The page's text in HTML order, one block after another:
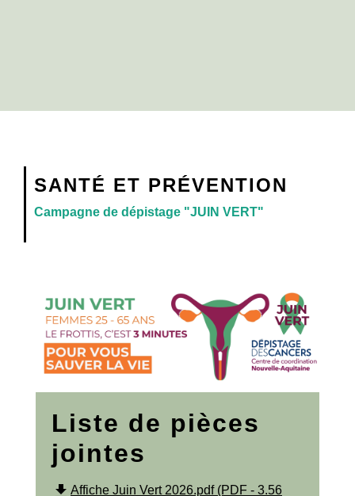
SANTÉ ET PRÉVENTION
Campagne de dépistage "JUIN VERT"
Liste de pièces
jointes
file_download Affiche Juin Vert 2026.pdf (PDF - 3.56